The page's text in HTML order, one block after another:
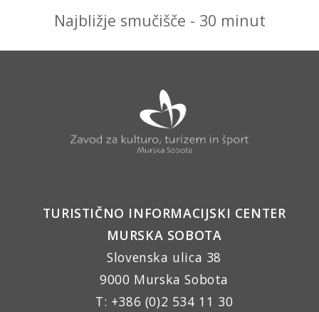
Najbližje smučišče - 30 minut
TURISTIČNO INFORMACIJSKI CENTER
MURSKA SOBOTA
Slovenska ulica 38
9000 Murska Sobota
T: +386 (0)2 534 11 30